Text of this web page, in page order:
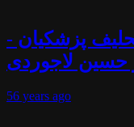
پزشکیان -
حسین لاجوردی
56 years ago